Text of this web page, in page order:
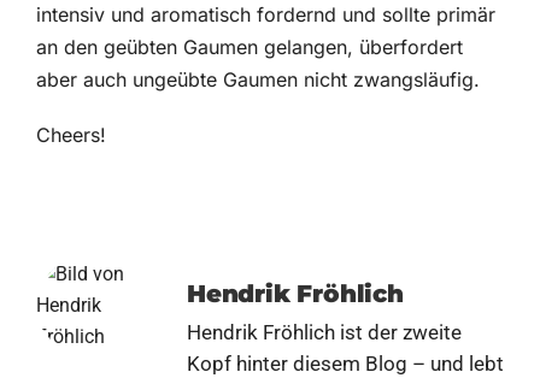
intensiv und aromatisch fordernd und sollte primär
an den geübten Gaumen gelangen, überfordert
aber auch ungeübte Gaumen nicht zwangsläufig.
Cheers!
Hendrik Fröhlich
Hendrik Fröhlich ist der zweite
Kopf hinter diesem Blog – und lebt